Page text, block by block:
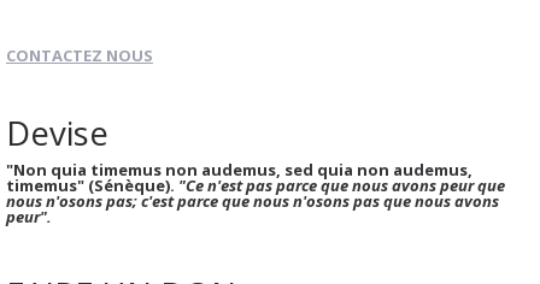
CONTACTEZ NOUS
Devise
"Non quia timemus non audemus, sed quia non audemus,
timemus" (Sénèque). "Ce n'est pas parce que nous avons peur que
nous n'osons pas; c'est parce que nous n'osons pas que nous avons
peur".